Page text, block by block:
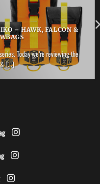
– HAWK, FALCON &
Today we’re reviewing the
[...]